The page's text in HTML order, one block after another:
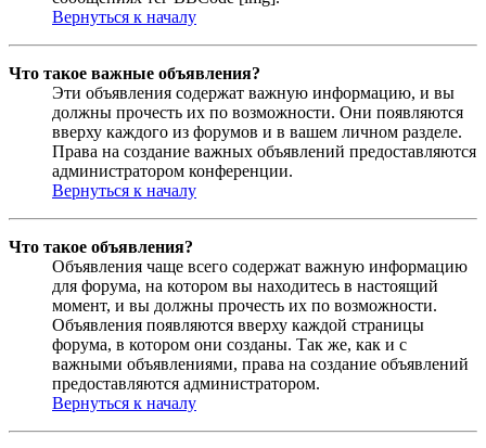
Вернуться к началу
Что такое важные объявления?
Эти объявления содержат важную информацию, и вы
должны прочесть их по возможности. Они появляются
вверху каждого из форумов и в вашем личном разделе.
Права на создание важных объявлений предоставляются
администратором конференции.
Вернуться к началу
Что такое объявления?
Объявления чаще всего содержат важную информацию
для форума, на котором вы находитесь в настоящий
момент, и вы должны прочесть их по возможности.
Объявления появляются вверху каждой страницы
форума, в котором они созданы. Так же, как и с
важными объявлениями, права на создание объявлений
предоставляются администратором.
Вернуться к началу